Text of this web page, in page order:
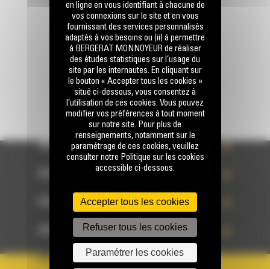
Écrivez-nous
ENVOYER LA DEMANDE
ACCÈS RAPIDE
ACCÈS RAPIDE
ACCÈS RAPIDE
ACCÈS RAPIDE
PAYS
en ligne en vous identifiant à chacune de
vos connexions sur le site et en vous
fournissant des services personnalisés
adaptés à vos besoins ou (ii) à permettre
à BERGERAT MONNOYEUR de réaliser
des études statistiques sur l’usage du
site par les internautes. En cliquant sur
le bouton « Accepter tous les cookies »
situé ci-dessous, vous consentez à
l’utilisation de ces cookies. Vous pouvez
modifier vos préférences à tout moment
sur notre site. Pour plus de
renseignements, notamment sur le
paramétrage de ces cookies, veuillez
consulter notre Politique sur les cookies
accessible ci-dessous.
Accepter tous les cookies
Refuser tous les cookies
Paramétrer les cookies